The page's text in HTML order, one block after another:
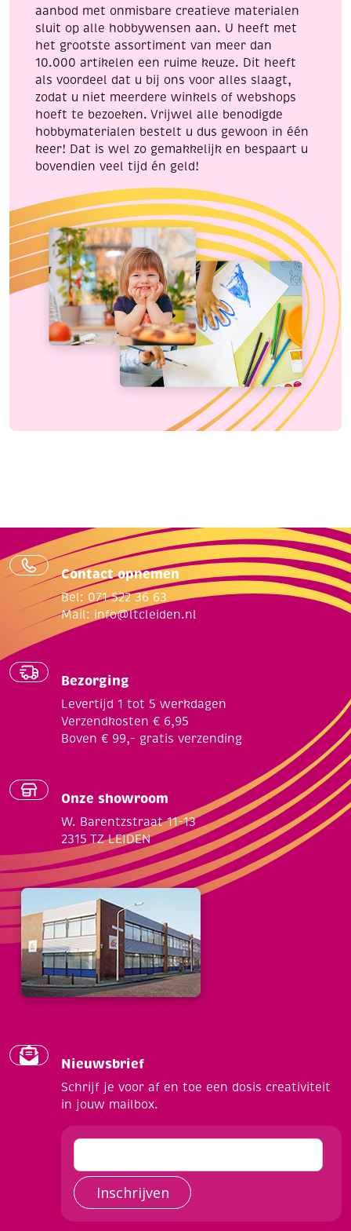
aanbod met onmisbare creatieve materialen
sluit op alle hobbywensen aan. U heeft met
het grootste assortiment van meer dan
10.000 artikelen een ruime keuze. Dit heeft
als voordeel dat u bij ons voor alles slaagt,
zodat u niet meerdere winkels of webshops
hoeft te bezoeken. Vrijwel alle benodigde
hobbymaterialen bestelt u dus gewoon in één
keer! Dat is wel zo gemakkelijk en bespaart u
bovendien veel tijd én geld!
Contact opnemen
Bel: 071 522 36 63
Mail: info@ltcleiden.nl
Bezorging
Levertijd 1 tot 5 werkdagen
Verzendkosten € 6,95
Boven € 99,- gratis verzending
Onze showroom
W. Barentzstraat 11-13
2315 TZ LEIDEN
Nieuwsbrief
Schrijf je voor af en toe een dosis creativiteit
in jouw mailbox.
Inschrijven